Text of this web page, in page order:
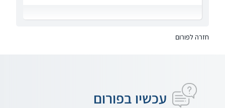
חזרה לפורום
עכשיו בפורום